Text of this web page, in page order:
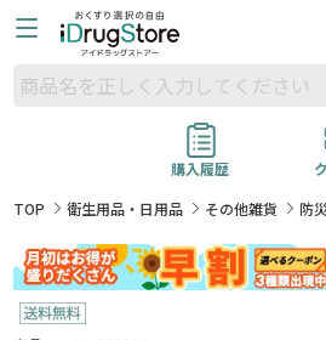
購入履歴
TOP
衛生用品・日用品 その他雑貨 防